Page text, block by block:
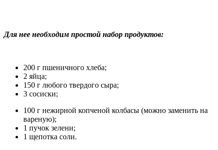
Для нее необходим простой набор продуктов:
200 г пшеничного хлеба;
2 яйца;
150 г любого твердого сыра;
3 сосиски;
100 г нежирной копченой колбасы (можно заменить на
вареную);
1 пучок зелени;
1 щепотка соли.